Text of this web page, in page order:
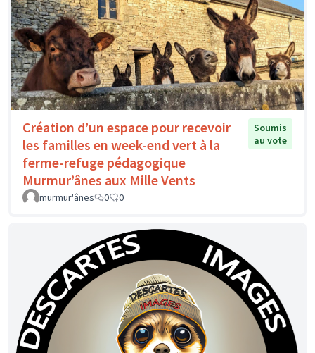
Création d’un espace pour recevoir
les familles en week-end vert à la
ferme-refuge pédagogique
Murmur’ânes aux Mille Vents
Soumis
au vote
murmur'ânes 0 0